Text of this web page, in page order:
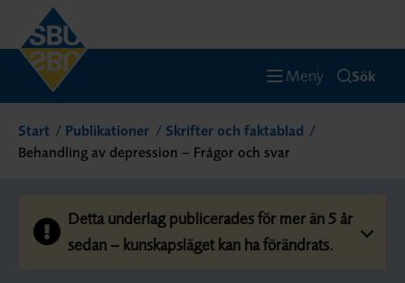
Meny Sök
Start Publikationer
Skrifter och faktablad
Behandling av depression – Frågor och svar
Detta underlag publicerades för mer än 5 år
sedan – kunskapsläget kan ha förändrats.